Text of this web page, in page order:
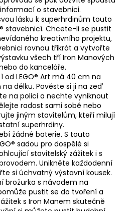
o stavebnici.
lásku k superhrdinům touto
stavebnicí. Chcete-li se pustit
kreativního projektu,
rovnou třikrát a vytvořte
všech tří Iron Manových
do kanceláře.
od LEGO® Art má 40 cm na
délku. Pověste si ji na zeď
na polici a nechte vyniknout
radost sami sobě nebo
jiným stavitelům, kteří milují
superhrdiny.
žádné baterie. S touto
sadou pro dospělé si
stavitelský zážitek i s
Unikněte každodenní
si úchvatný výstavní kousek.
brožurka s návodem na
pustit se do tvoření a
s Iron Manem skutečně